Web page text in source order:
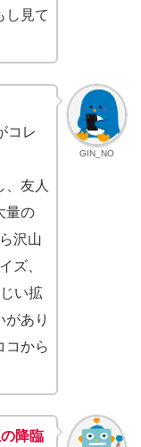
し見て
GIN_NO
コレ
、友人
量の
沢山
ズ、
い拡
があり
コから
降臨